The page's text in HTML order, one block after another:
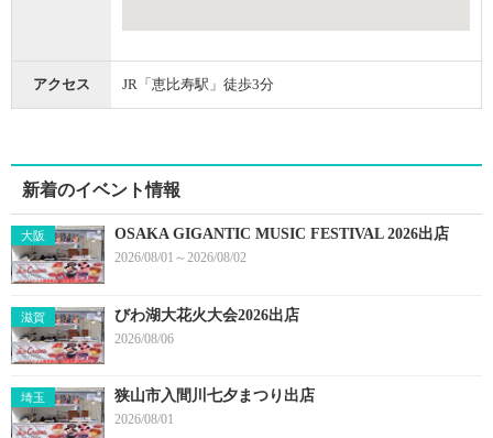
アクセス JR「恵比寿駅」徒歩3分
新着のイベント情報
大阪 OSAKA GIGANTIC MUSIC FESTIVAL 2026出店
2026/08/01～2026/08/02
滋賀 びわ湖大花火大会2026出店
2026/08/06
埼玉 狭山市入間川七夕まつり出店
2026/08/01